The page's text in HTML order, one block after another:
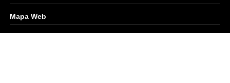
Mapa Web